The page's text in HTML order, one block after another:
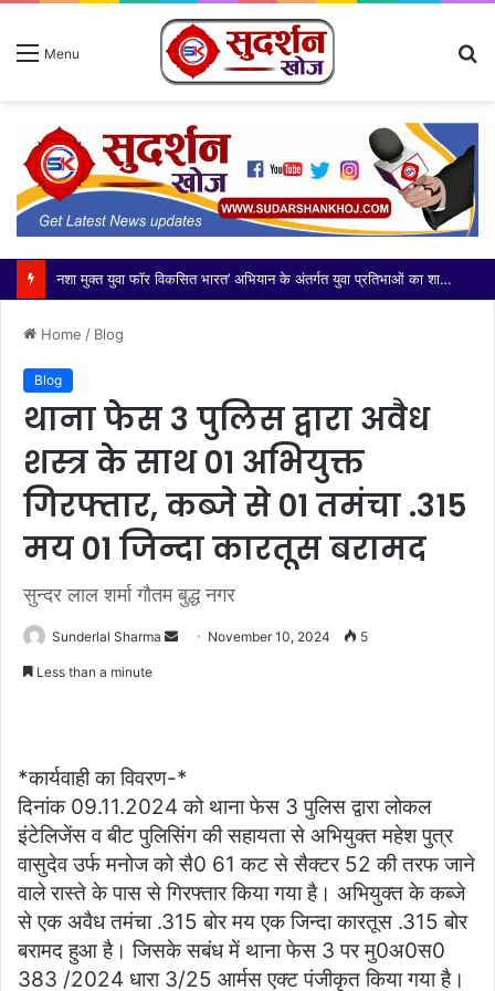
Menu
आज भारतीय किसान यूनियन मंच की कोर कमेटी ने दादरी तहसील के नवनियुक्त उपजिलाधिकारी (एसडीएम) श्री अभिनेंद्र सिंह जी का
Home / Blog
Blog
थाना फेस 3 पुलिस द्वारा अवैध
शस्त्र के साथ 01 अभियुक्त
गिरफ्तार, कब्जे से 01 तमंचा .315
मय 01 जिन्दा कारतूस बरामद
सुन्दर लाल शर्मा गौतम बुद्ध नगर
Sunderlal Sharma
Send November 10, 2024 5
Less than a minute
*कार्यवाही का विवरण-*
दिनांक 09.11.2024 को थाना फेस 3 पुलिस द्वारा लोकल
इंटेलिजेंस व बीट पुलिसिंग की सहायता से अभियुक्त महेश पुत्र
वासुदेव उर्फ मनोज को सै0 61 कट से सैक्टर 52 की तरफ जाने
वाले रास्ते के पास से गिरफ्तार किया गया है। अभियुक्त के कब्जे
से एक अवैध तमंचा .315 बोर मय एक जिन्दा कारतूस .315 बोर
बरामद हुआ है। जिसके सबंध में थाना फेस 3 पर मु0अ0स0
383 /2024 धारा 3/25 आर्मस एक्ट पंजीकृत किया गया है।